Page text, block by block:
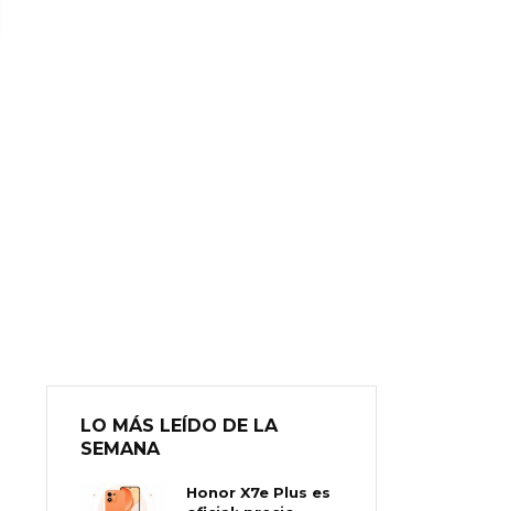
LO MÁS LEÍDO DE LA
SEMANA
Honor X7e Plus es